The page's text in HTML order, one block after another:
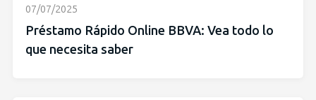
07/07/2025
Préstamo Rápido Online BBVA: Vea todo lo
que necesita saber